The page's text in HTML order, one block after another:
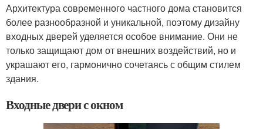
Архитектура современного частного дома становится
более разнообразной и уникальной, поэтому дизайну
входных дверей уделяется особое внимание. Они не
только защищают дом от внешних воздействий, но и
украшают его, гармонично сочетаясь с общим стилем
здания.
Входные двери с окном